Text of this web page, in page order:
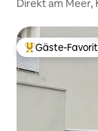
Direkt am Meer,
Beliebter
Gäste-Favorit